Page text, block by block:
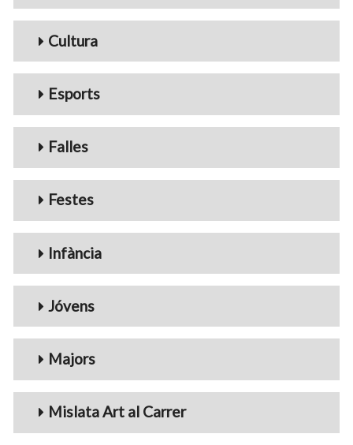
Cultura
Esports
Falles
Festes
Infància
Jóvens
Majors
Mislata Art al Carrer